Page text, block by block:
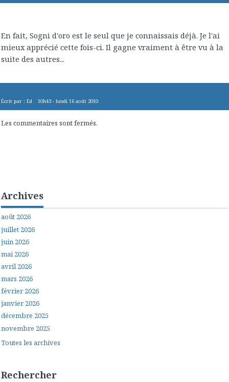
En fait, Sogni d'oro est le seul que je connaissais déjà. Je l'ai
mieux apprécié cette fois-ci. Il gagne vraiment à être vu à la
suite des autres...
Écrit par : Ed 10h43 -lundi 16 août 2010
Les commentaires sont fermés.
Archives
août 2026
juillet 2026
juin 2026
mai 2026
avril 2026
mars 2026
février 2026
janvier 2026
décembre 2025
novembre 2025
Toutes les archives
Rechercher